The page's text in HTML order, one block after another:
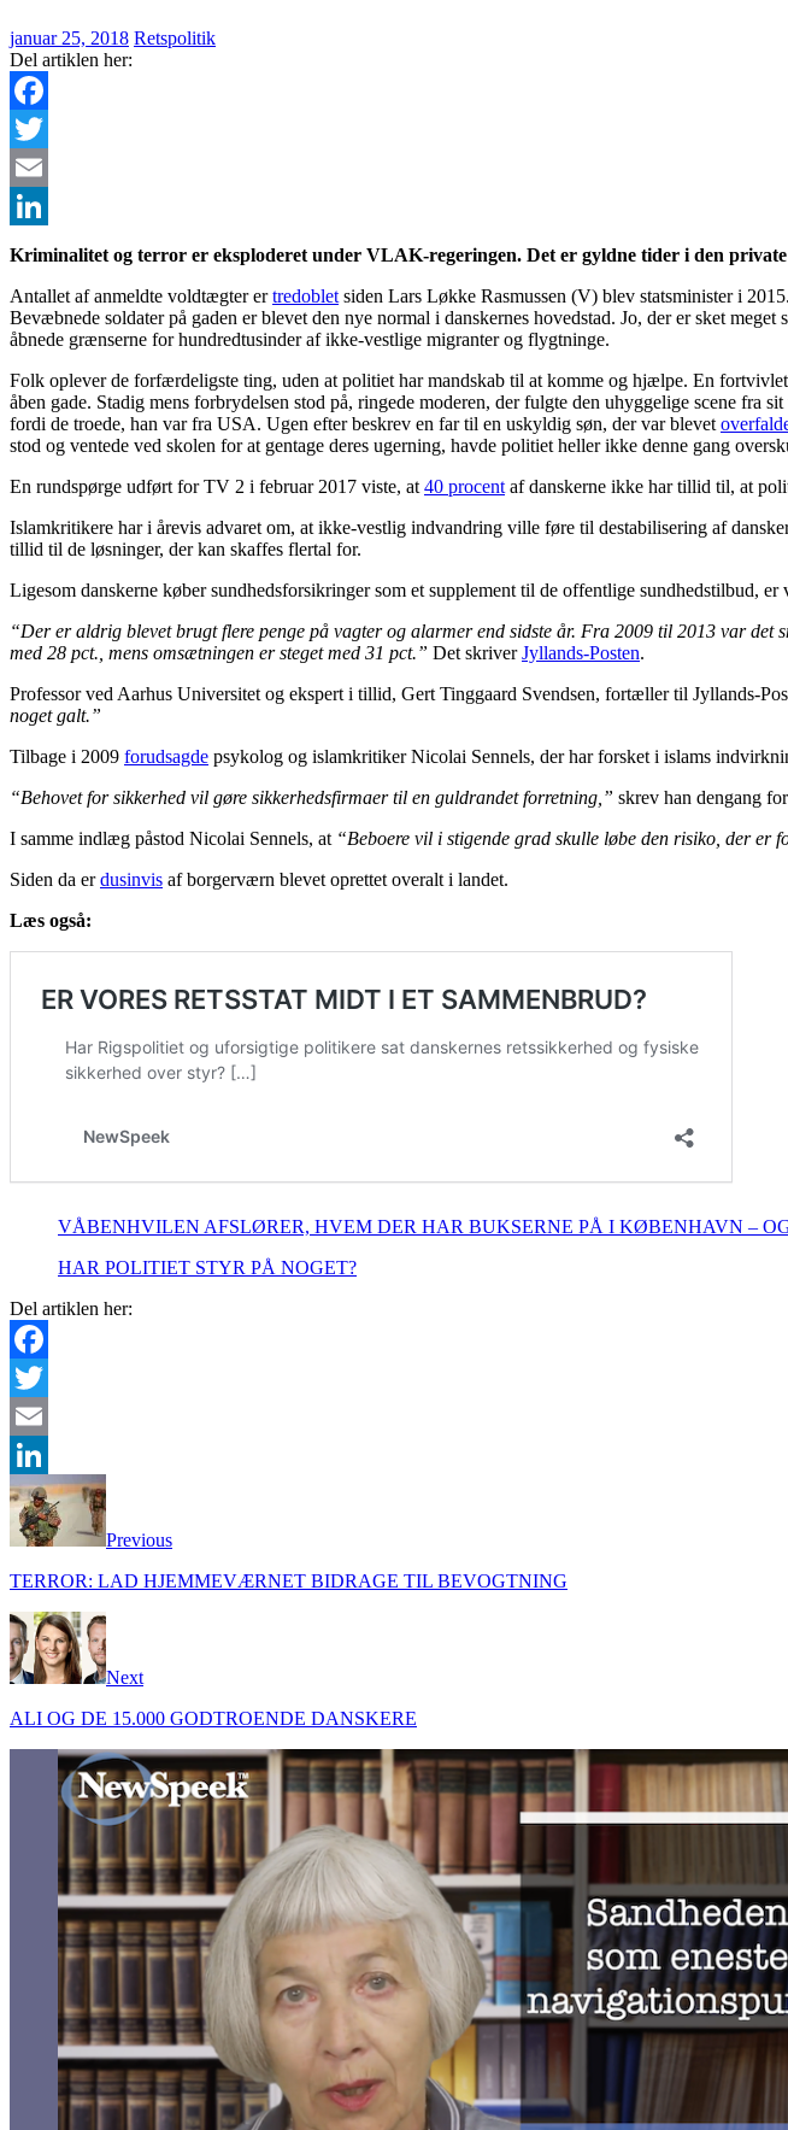
januar 25, 2018 Retspolitik
Del artiklen her:
Facebook
Twitter
Email
LinkedIn
Kriminalitet og terror er eksploderet under VLAK-regeringen. Det er gyldne tider i den
Antallet af anmeldte voldtægter ertredoblet siden Lars Løkke Rasmussen (V) blev statsminister i
Bevæbnede soldater på gaden er blevet den nye normal i danskernes hovedstad. Jo, der er sket
åbnede grænserne for hundredtusinder af ikke-vestlige migranter og flygtninge.
Folk oplever de forfærdeligste ting, uden at politiet har mandskab til at komme og hjælpe. En
åben gade. Stadig mens forbrydelsen stod på, ringede moderen, der fulgte den uhyggelige scene
fordi de troede, han var fra USA. Ugen efter beskrev en far til en uskyldig søn, der var blevet
stod og ventede ved skolen for at gentage deres ugerning, havde politiet heller ikke denne gang
En rundspørge udført for TV 2 i februar 2017 viste, at 40 procent af danskerne ikke har tillid til, at
Islamkritikere har i årevis advaret om, at ikke-vestlig indvandring ville føre til destabilisering af
tillid til de løsninger, der kan skaffes flertal for.
Ligesom danskerne køber sundhedsforsikringer som et supplement til de offentlige sundhedstilbud,
“Der er aldrig blevet brugt flere penge på vagter og alarmer end sidste år. Fra 2009 til 2013 var
med 28 pct., mens omsætningen er steget med 31 pct.” Det skriverJyllands-Posten.
Professor ved Aarhus Universitet og ekspert i tillid, Gert Tinggaard Svendsen, fortæller til Jyllands-
noget galt.”
Tilbage i 2009 forudsagde psykolog og islamkritiker Nicolai Sennels, der har forsket i islams
“Behovet for sikkerhed vil gøre sikkerhedsfirmaer til en guldrandet forretning,” skrev han dengang
I samme indlæg påstod Nicolai Sennels, at “Beboere vil i stigende grad skulle løbe den risiko, der er
Siden da erdusinvis af borgerværn blevet oprettet overalt i landet.
Læs også:
VÅBENHVILEN AFSLØRER, HVEM DER HAR BUKSERNE PÅ I KØBENHAVN –
HAR POLITIET STYR PÅ NOGET?
Del artiklen her:
Facebook
Twitter
Email
LinkedIn
Previous
TERROR: LAD HJEMMEVÆRNET BIDRAGE TIL BEVOGTNING
Next
ALI OG DE 15.000 GODTROENDE DANSKERE